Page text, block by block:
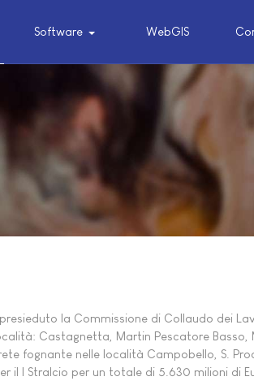
Software WebGIS
la Commissione di Collaudo dei
Castagnetta, Martin Pescatore
fognante nelle località Campobello, S.
il I Stralcio per un totale di 5.630 milioni di